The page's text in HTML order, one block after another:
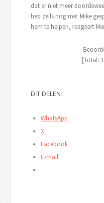
dat er niet meer
heb zelfs nog met Mike
hem te helpen, reageert
[Total:
DIT DELEN:
WhatsApp
X
Facebook
E-mail